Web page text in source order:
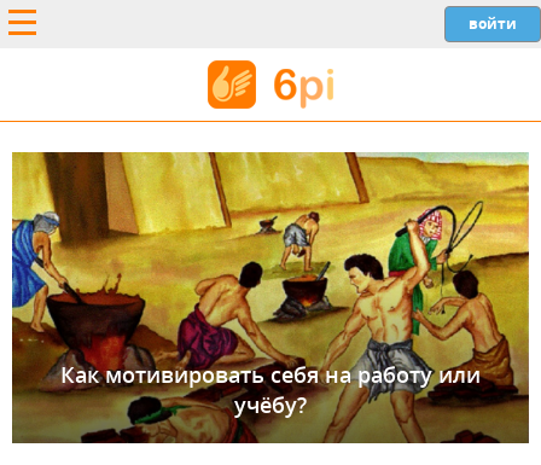
Как мотивировать себя на работу или
учёбу?